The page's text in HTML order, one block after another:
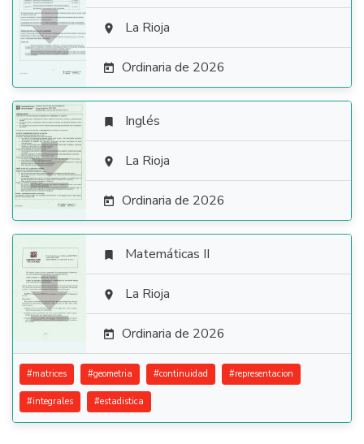
  La Rioja
 Ordinaria de 2026

 Inglés
 La Rioja
 Ordinaria de 2026

 Matemáticas II
 La Rioja
 Ordinaria de 2026
#matrices #geometria #continuidad #representacion
#integrales #estadistica